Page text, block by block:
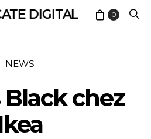
DIGITAL 0
NEWS
Black chez